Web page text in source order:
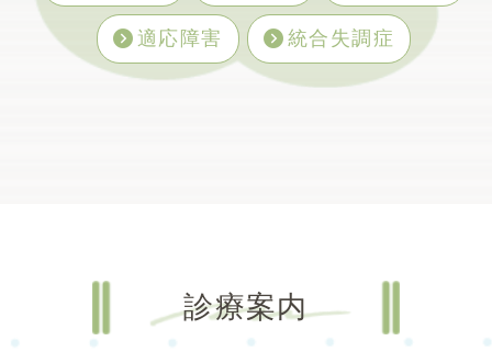
2026.07.02
朝と夜のキャッチボール
適応障害 統合失調症
診療案内